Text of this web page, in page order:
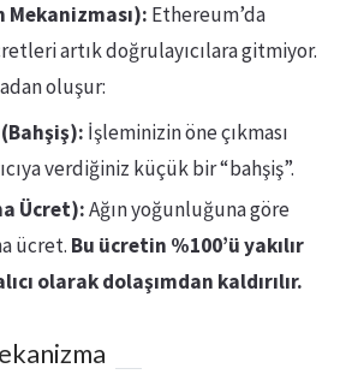
Mekanizması): Ethereum’da
artık doğrulayıcılara gitmiyor.
oluşur:
İşleminizin öne çıkması
verdiğiniz küçük bir “bahşiş”.
Ücret):Ağın yoğunluğuna göre
ücret. Bu ücretin %100’ü yakılır
olarak dolaşımdan kaldırılır.